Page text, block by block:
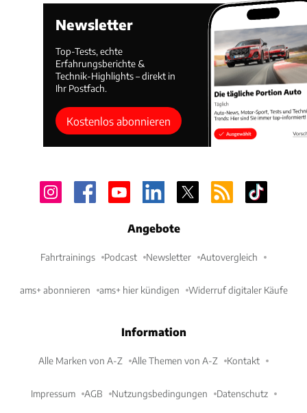
Newsletter
Top-Tests, echte
Erfahrungsberichte &
Technik-Highlights – direkt in
Ihr Postfach.
Kostenlos abonnieren
Angebote
Fahrtrainings Podcast Newsletter Autovergleich
ams+ abonnieren ams+ hier kündigen Widerruf digitaler Käufe
Information
Alle Marken von A-Z Alle Themen von A-Z Kontakt
Impressum AGB Nutzungsbedingungen Datenschutz